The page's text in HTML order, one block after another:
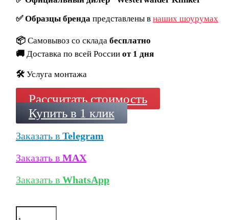
✅Образцы брендапредставлены в наших шоурумах
📦 Самовывоз со склада бесплатно
🚚 Доставка по всей России от 1 дня
🛠️ Услуга монтажа
Рассчитать стоимость
Купить в 1 клик
Заказать в Telegram
Заказать в MAX
Заказать в WhatsApp
Количество